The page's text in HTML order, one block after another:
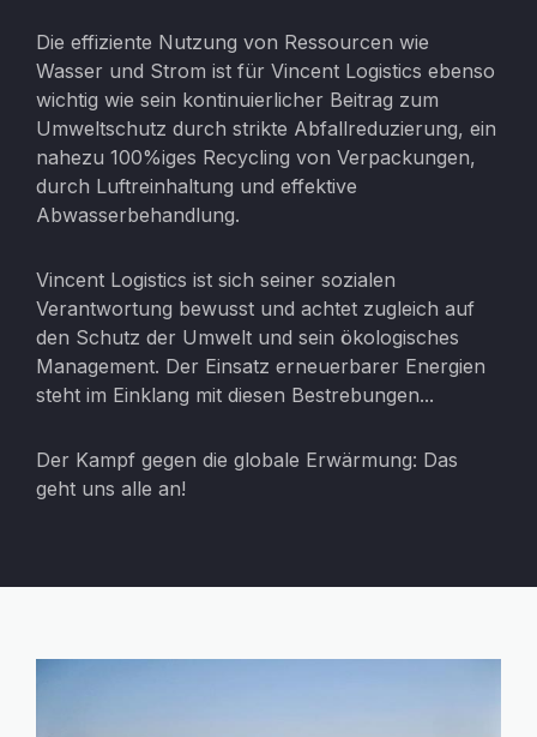
Die effiziente Nutzung von Ressourcen wie
Wasser und Strom ist für Vincent Logistics ebenso
wichtig wie sein kontinuierlicher Beitrag zum
Umweltschutz durch strikte Abfallreduzierung, ein
nahezu 100%iges Recycling von Verpackungen,
durch Luftreinhaltung und effektive
Abwasserbehandlung.
Vincent Logistics ist sich seiner sozialen
Verantwortung bewusst und achtet zugleich auf
den Schutz der Umwelt und sein ökologisches
Management. Der Einsatz erneuerbarer Energien
steht im Einklang mit diesen Bestrebungen...
Der Kampf gegen die globale Erwärmung: Das
geht uns alle an!